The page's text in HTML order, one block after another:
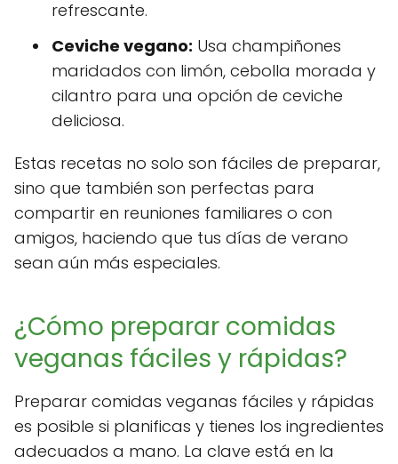
refrescante.
Ceviche vegano: Usa champiñones
maridados con limón, cebolla morada y
cilantro para una opción de ceviche
deliciosa.
Estas recetas no solo son fáciles de preparar,
sino que también son perfectas para
compartir en reuniones familiares o con
amigos, haciendo que tus días de verano
sean aún más especiales.
¿Cómo preparar comidas
veganas fáciles y rápidas?
Preparar comidas veganas fáciles y rápidas
es posible si planificas y tienes los ingredientes
adecuados a mano. La clave está en la